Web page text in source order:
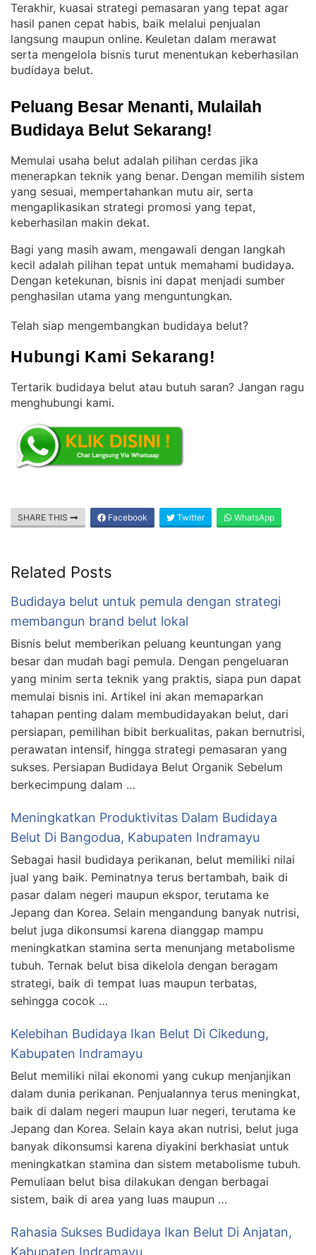
Terakhir, kuasai strategi pemasaran yang tepat agar
hasil panen cepat habis, baik melalui penjualan
langsung maupun online. Keuletan dalam merawat
serta mengelola bisnis turut menentukan keberhasilan
budidaya belut.
Peluang Besar Menanti, Mulailah
Budidaya Belut Sekarang!
Memulai usaha belut adalah pilihan cerdas jika
menerapkan teknik yang benar. Dengan memilih sistem
yang sesuai, mempertahankan mutu air, serta
mengaplikasikan strategi promosi yang tepat,
keberhasilan makin dekat.
Bagi yang masih awam, mengawali dengan langkah
kecil adalah pilihan tepat untuk memahami budidaya
Dengan ketekunan, bisnis ini dapat menjadi sumber
penghasilan utama yang menguntungkan.
Telah siap mengembangkan budidaya belut?
Hubungi Kami Sekarang!
Tertarik budidaya belut atau butuh saran? Jangan ragu
menghubungi kami.
SHARE THIS Facebook Twitter WhatsApp
Related Posts
Budidaya belut untuk pemula dengan strategi
membangun brand belut lokal
Bisnis belut memberikan peluang keuntungan yang
besar dan mudah bagi pemula. Dengan pengeluaran
yang minim serta teknik yang praktis, siapa pun dapat
memulai bisnis ini. Artikel ini akan memaparkan
tahapan penting dalam membudidayakan belut, dari
persiapan, pemilihan bibit berkualitas, pakan bernutrisi,
perawatan intensif, hingga strategi pemasaran yang
sukses. Persiapan Budidaya Belut Organik Sebelum
berkecimpung dalam …
Meningkatkan Produktivitas Dalam Budidaya
Belut Di Bangodua, Kabupaten Indramayu
Sebagai hasil budidaya perikanan, belut memiliki nilai
jual yang baik. Peminatnya terus bertambah, baik di
pasar dalam negeri maupun ekspor, terutama ke
Jepang dan Korea. Selain mengandung banyak nutrisi,
belut juga dikonsumsi karena dianggap mampu
meningkatkan stamina serta menunjang metabolisme
tubuh. Ternak belut bisa dikelola dengan beragam
strategi, baik di tempat luas maupun terbatas,
sehingga cocok …
Kelebihan Budidaya Ikan Belut Di Cikedung,
Kabupaten Indramayu
Belut memiliki nilai ekonomi yang cukup menjanjikan
dalam dunia perikanan. Penjualannya terus meningkat,
baik di dalam negeri maupun luar negeri, terutama ke
Jepang dan Korea. Selain kaya akan nutrisi, belut juga
banyak dikonsumsi karena diyakini berkhasiat untuk
meningkatkan stamina dan sistem metabolisme tubuh.
Pemuliaan belut bisa dilakukan dengan berbagai
sistem, baik di area yang luas maupun …
Rahasia Sukses Budidaya Ikan Belut Di Anjatan,
Kabupaten Indramayu